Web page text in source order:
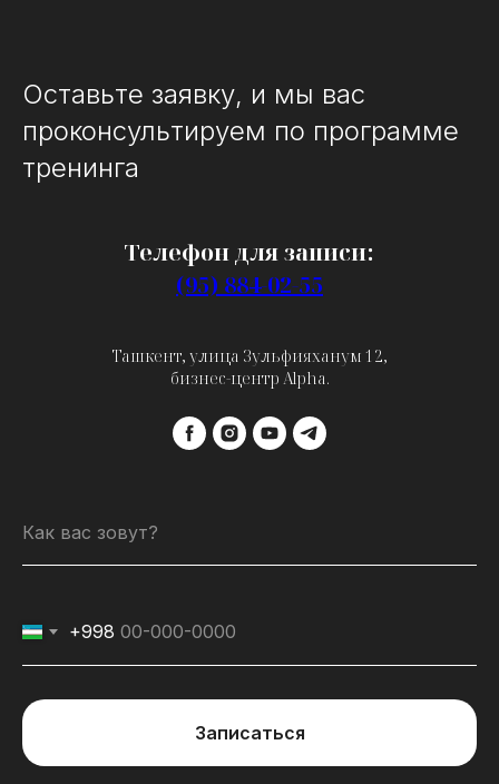
Оставьте заявку, и мы вас
проконсультируем по программе
тренинга
Телефон для записи:
(95) 884-02-55
Ташкент, улица Зульфияханум 12,
бизнес-центр Alpha.
Как вас зовут?
+998
Записаться